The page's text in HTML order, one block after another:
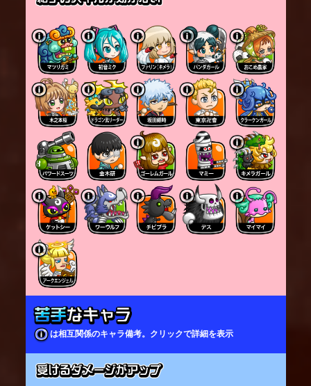
は相互関係のキャラ備考。クリックで詳細を表示